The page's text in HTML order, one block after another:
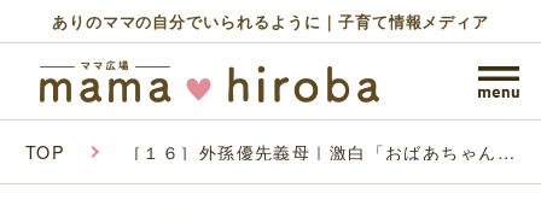
ありのママの自分でいられるように｜子育て情報メディア
TOP ［１６］外孫優先義母｜激白「おばあちゃんた
はみんな知っていた